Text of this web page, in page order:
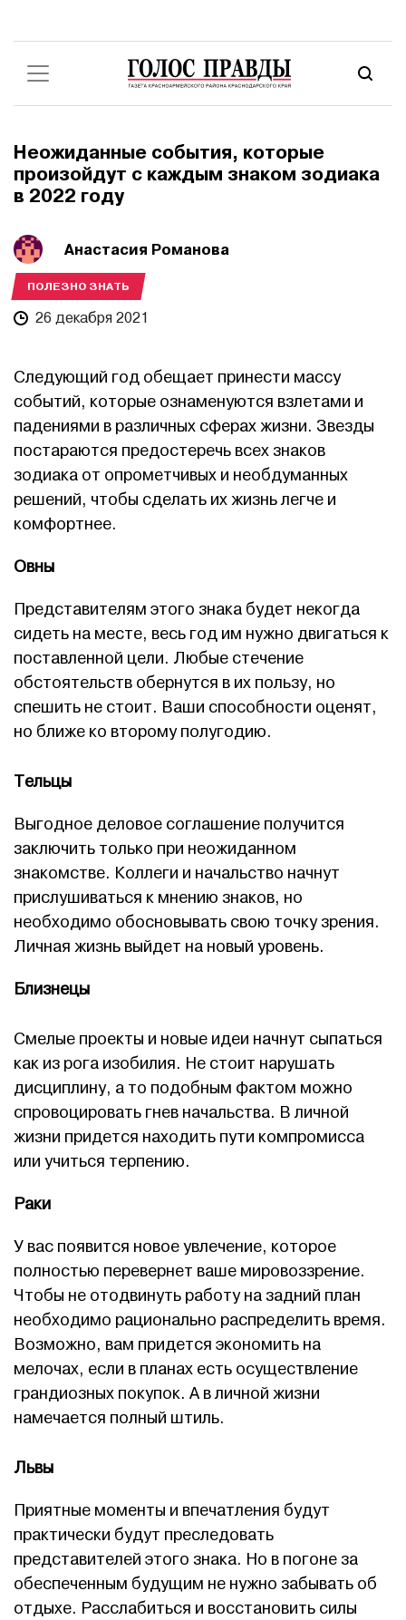
Неожиданные события, которые
произойдут с каждым знаком зодиака
в 2022 году
Анастасия Романова
ПОЛЕЗНО ЗНАТЬ
26 декабря 2021
Следующий год обещает принести массу
событий, которые ознаменуются взлетами и
падениями в различных сферах жизни. Звезды
постараются предостеречь всех знаков
зодиака от опрометчивых и необдуманных
решений, чтобы сделать их жизнь легче и
комфортнее.
Овны
Представителям этого знака будет некогда
сидеть на месте, весь год им нужно двигаться к
поставленной цели. Любые стечение
обстоятельств обернутся в их пользу, но
спешить не стоит. Ваши способности оценят,
но ближе ко второму полугодию.
Тельцы
Выгодное деловое соглашение получится
заключить только при неожиданном
знакомстве. Коллеги и начальство начнут
прислушиваться к мнению знаков, но
необходимо обосновывать свою точку зрения.
Личная жизнь выйдет на новый уровень.
Близнецы
Смелые проекты и новые идеи начнут сыпаться
как из рога изобилия. Не стоит нарушать
дисциплину, а то подобным фактом можно
спровоцировать гнев начальства. В личной
жизни придется находить пути компромисса
или учиться терпению.
Раки
У вас появится новое увлечение, которое
полностью перевернет ваше мировоззрение.
Чтобы не отодвинуть работу на задний план
необходимо рационально распределить время.
Возможно, вам придется экономить на
мелочах, если в планах есть осуществление
грандиозных покупок. А в личной жизни
намечается полный штиль.
Львы
Приятные моменты и впечатления будут
практически будут преследовать
представителей этого знака. Но в погоне за
обеспеченным будущим не нужно забывать об
отдыхе. Расслабиться и восстановить силы